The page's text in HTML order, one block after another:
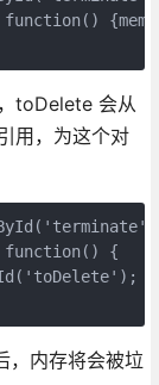
toDelete 会从
用，为这个对
function() {
，内存将会被垃